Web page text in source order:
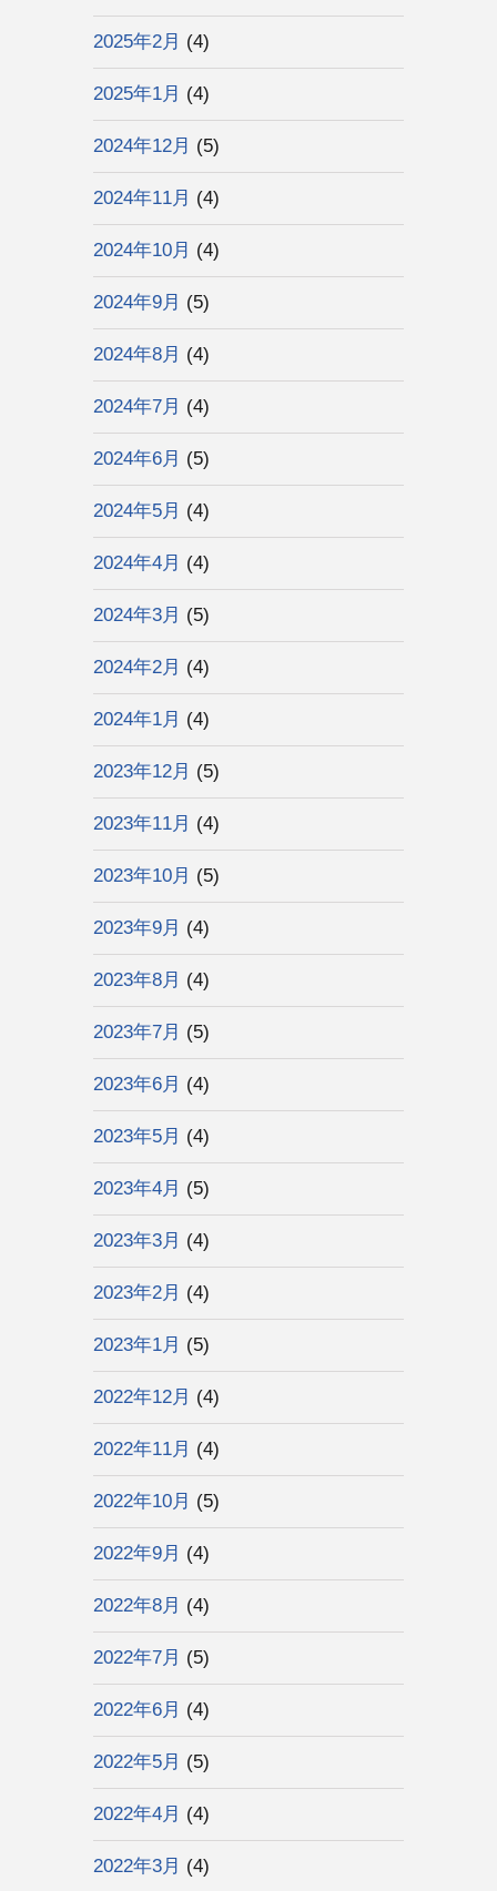
2025年2月 (4)
2025年1月 (4)
2024年12月 (5)
2024年11月 (4)
2024年10月 (4)
2024年9月 (5)
2024年8月 (4)
2024年7月 (4)
2024年6月 (5)
2024年5月 (4)
2024年4月 (4)
2024年3月 (5)
2024年2月 (4)
2024年1月 (4)
2023年12月 (5)
2023年11月 (4)
2023年10月 (5)
2023年9月 (4)
2023年8月 (4)
2023年7月 (5)
2023年6月 (4)
2023年5月 (4)
2023年4月 (5)
2023年3月 (4)
2023年2月 (4)
2023年1月 (5)
2022年12月 (4)
2022年11月 (4)
2022年10月 (5)
2022年9月 (4)
2022年8月 (4)
2022年7月 (5)
2022年6月 (4)
2022年5月 (5)
2022年4月 (4)
2022年3月 (4)